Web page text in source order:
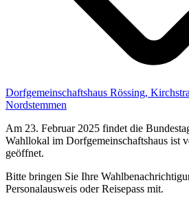
Dorfgemeinschaftshaus Rössing,
Nordstemmen
Am 23. Februar 2025 findet die
Wahllokal im Dorfgemeinschaftshaus ist
geöffnet.
Bitte bringen Sie Ihre
Personalausweis oder Reisepass mit.